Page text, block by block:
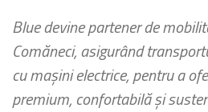
Blue devine partener de
Comăneci, asigurând
cu mașini electrice, pentru a
premium, confortabilă și